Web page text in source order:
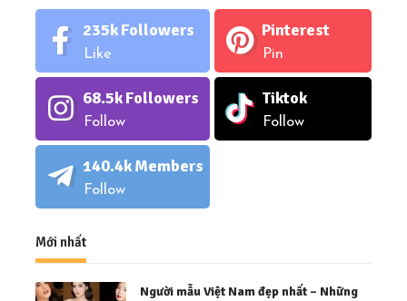
235kFollowers
Like
Pinterest
Pin
68.5kFollowers
Follow
Tiktok
Follow
140.4kMembers
Follow
Mới nhất
Người mẫu Việt Nam đẹp nhất – Những